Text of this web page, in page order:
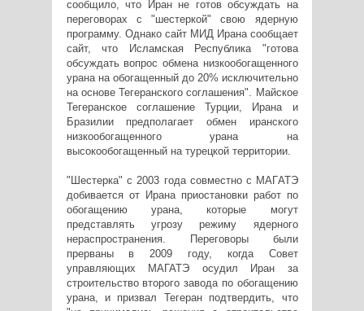
сообщило, что Иран не готов обсуждать на
переговорах с "шестеркой" свою ядерную
программу. Однако сайт МИД Ирана сообщает
сайт, что Исламская Республика "готова
обсуждать вопрос обмена низкообогащенного
урана на обогащенный до 20% исключительно
на основе Тегеранского соглашения". Майское
Тегеранское соглашение Турции, Ирана и
Бразилии предполагает обмен иранского
низкообогащенного урана на
высокообогащенный на турецкой территории.
"Шестерка" с 2003 года совместно с МАГАТЭ
добивается от Ирана приостановки работ по
обогащению урана, которые могут
представлять угрозу режиму ядерного
нераспространения. Переговоры были
прерваны в 2009 году, когда Совет
управляющих МАГАТЭ осудил Иран за
строительство второго завода по обогащению
урана, и призвал Тегеран подтвердить, что